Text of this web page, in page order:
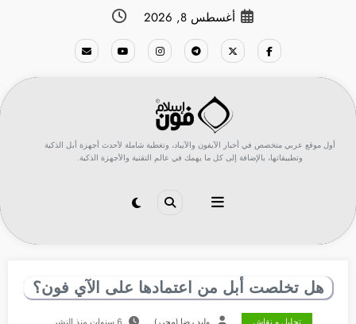
أغسطس 8, 2026
أول موقع عربي متخصص في أخبار الآيفون والآيباد، وتغطية شاملة لأحدث أجهزة أبل الذكية
وتطبيقاتها، بالإضافة إلى كل ما يهمك في عالم التقنية والأجهزة الذكية.
هل تخلصت أبل من اعتمادها على الآي فون؟